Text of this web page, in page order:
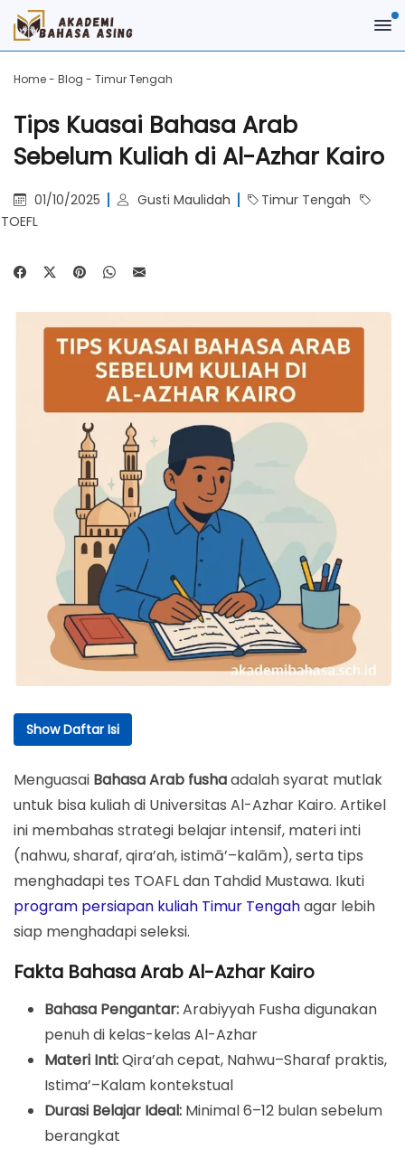
Home- Blog - Timur Tengah
Tips Kuasai Bahasa Arab
Sebelum Kuliah di Al-Azhar Kairo
01/10/2025 Gusti Maulidah
Timur Tengah
TOEFL
Show Daftar Isi
Fakta Bahasa Arab Al-Azhar Kairo
Mengapa Harus Menguasai Bahasa Arab Sebelum ke
Al-Azhar?
Materi Utama yang Harus Dikuasai
Rutinitas Belajar Harian yang Efektif
Pentingnya Tes TOAFL dan Tahdid Mustawa
Tips Motivasi agar Konsisten
Bagaimana Akademi Bahasa Asing Pare (ABA Pare)
Membantu?
Validitas dan Legalitas
FAQ – Tips Kuasai Bahasa Arab untuk Al-Azhar
Siap Mulai? Kuasai Bahasa Arab Sejak Sekarang
Menguasai Bahasa Arab fushaadalah syarat mutlak
untuk bisa kuliah di Universitas Al-Azhar Kairo. Artikel
ini membahas strategi belajar intensif, materi inti
(nahwu, sharaf, qira’ah, istimā’–kalām), serta tips
menghadapi tes TOAFL dan Tahdid Mustawa. Ikuti
program persiapan kuliah Timur Tengahagar lebih
siap menghadapi seleksi.
Fakta Bahasa Arab Al-Azhar Kairo
Bahasa Pengantar:Arabiyyah Fusha digunakan
penuh di kelas-kelas Al-Azhar
Materi Inti:Qira’ah cepat, Nahwu–Sharaf praktis,
Istima’–Kalam kontekstual
Durasi Belajar Ideal: Minimal 6–12 bulan sebelum
berangkat